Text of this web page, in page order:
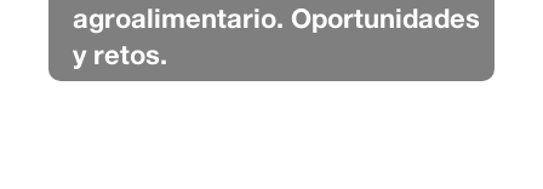
agroalimentario. Oportunidades
y retos.